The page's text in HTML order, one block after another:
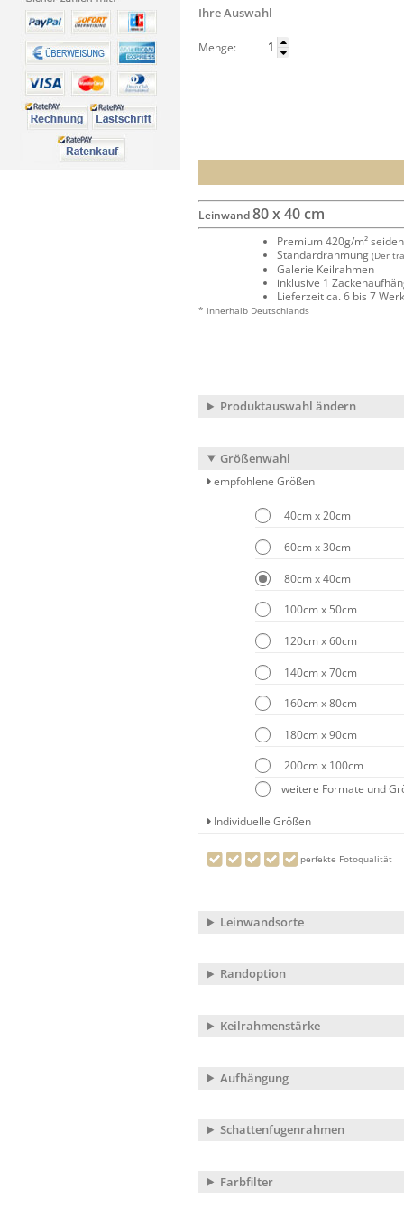
Ihre Auswahl
Menge:
Leinwand80 x 40 cm
Premium 420g/m²
Standardrahmung (Der
Galerie Keilrahmen
inklusive 1
Lieferzeit ca. 6 bis 7
* innerhalb Deutschlands
Produktauswahl ändern
Größenwahl
empfohlene Größen
40cm x 20cm
60cm x 30cm
80cm x 40cm
100cm x 50cm
120cm x 60cm
140cm x 70cm
160cm x 80cm
180cm x 90cm
200cm x 100cm
weitere Formate und
Individuelle Größen
perfekte Fotoqualität
Leinwandsorte
Randoption
Keilrahmenstärke
Aufhängung
Schattenfugenrahmen
Farbfilter